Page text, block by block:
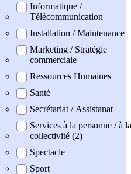
Informatique /
Télécommunication
Installation / Maintenance
Marketing / Stratégie
commerciale
Ressources Humaines
Santé
Secrétariat / Assistanat
Services à la personne / à la
collectivité (2)
Spectacle
Sport